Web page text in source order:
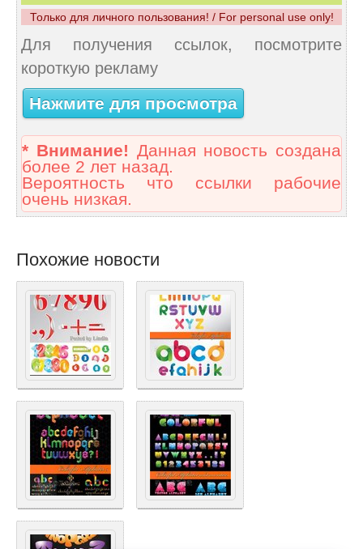
Только для личного пользования! / For personal use only!
Для получения ссылок, посмотрите
короткую рекламу
Нажмите для просмотра
* Внимание! Данная новость создана
более 2 лет назад.
Вероятность что ссылки рабочие
очень низкая.
Похожие новости